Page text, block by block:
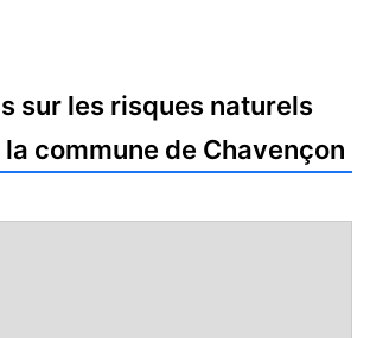
sur les risques naturels
commune de Chavençon